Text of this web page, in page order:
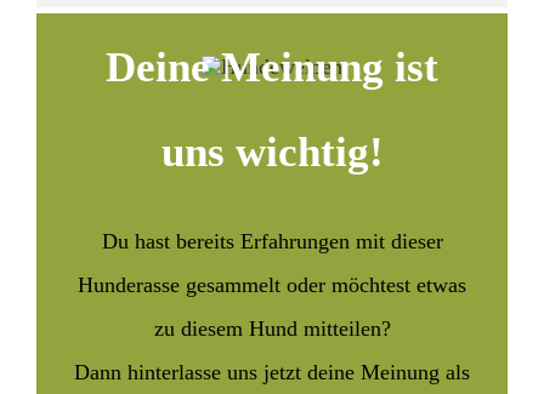
Deine Meinung ist
uns wichtig!
Du hast bereits Erfahrungen mit dieser
Hunderasse gesammelt oder möchtest etwas
zu diesem Hund mitteilen?
Dann hinterlasse uns jetzt deine Meinung als